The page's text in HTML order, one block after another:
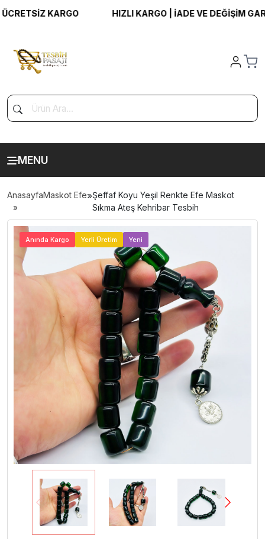
KARGO HIZLI KARGO | İADE VE DEĞİŞİM
MENU
AnasayfaMaskot Efe»Şeffaf Koyu Yeşil Renkte Efe Maskot
Sıkma Ateş Kehribar Tesbih
Anında Kargo Yerli Üretim Yeni